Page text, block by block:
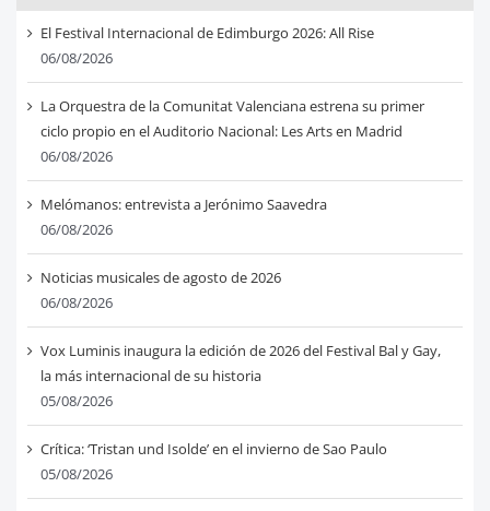
El Festival Internacional de Edimburgo 2026: All Rise
06/08/2026
La Orquestra de la Comunitat Valenciana estrena su primer
ciclo propio en el Auditorio Nacional: Les Arts en Madrid
06/08/2026
Melómanos: entrevista a Jerónimo Saavedra
06/08/2026
Noticias musicales de agosto de 2026
06/08/2026
Vox Luminis inaugura la edición de 2026 del Festival Bal y Gay,
la más internacional de su historia
05/08/2026
Crítica: ‘Tristan und Isolde’ en el invierno de Sao Paulo
05/08/2026